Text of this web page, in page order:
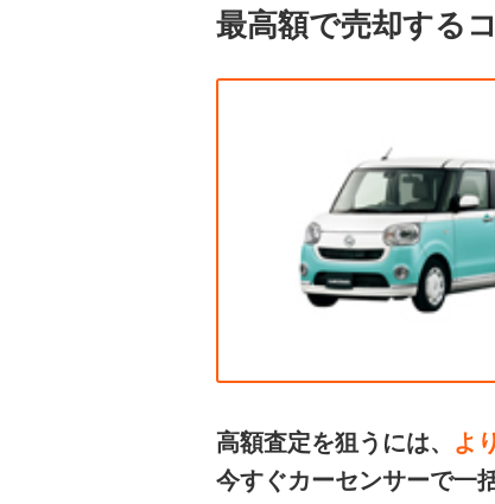
最高額で売却する
高額査定を狙うには、 よ
今すぐカーセンサーで一